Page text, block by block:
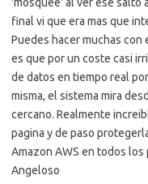
final vi que era mas que
Puedes hacer muchas con
es que por un coste casi
de datos en tiempo real
misma, el sistema mira
cercano. Realmente
pagina y de paso
Amazon AWS en todos los
Angeloso